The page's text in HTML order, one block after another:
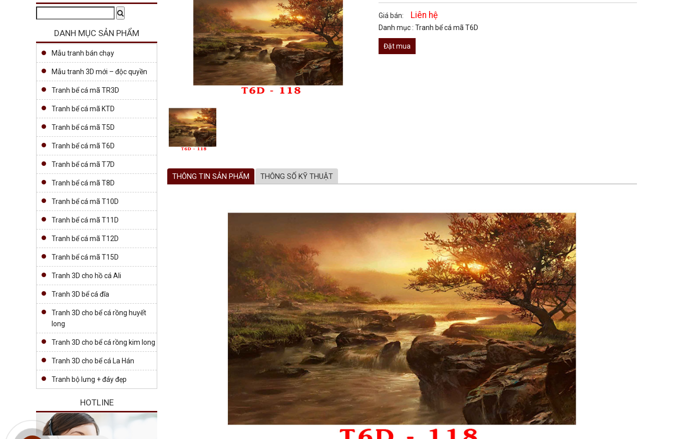
Giá bán: Liên hệ
Danh mục :Tranh bể cá mã T6D
Đặt mua
THÔNG TIN SẢN PHẨM THÔNG SỐ KỸ THUẬT
DANH MỤC SẢN PHẨM
Mẫu tranh bán chạy
Mẫu tranh 3D mới – độc quyền
Tranh bể cá mã TR3D
Tranh bể cá mã KTD
Tranh bể cá mã T5D
Tranh bể cá mã T6D
Tranh bể cá mã T7D
Tranh bể cá mã T8D
Tranh bể cá mã T10D
Tranh bể cá mã T11D
Tranh bể cá mã T12D
Tranh bể cá mã T15D
Tranh 3D cho hồ cá Ali
Tranh 3D bể cá đĩa
Tranh 3D cho bể cá rồng huyết
long
Tranh 3D cho bể cá rồng kim long
Tranh 3D cho bể cá La Hán
Tranh bộ lưng + đáy đẹp
HOTLINE